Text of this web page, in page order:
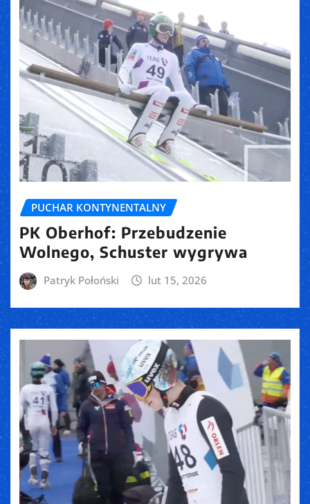
PUCHAR KONTYNENTALNY
PK Oberhof: Przebudzenie
Wolnego, Schuster wygrywa
Patryk Połoński lut 15, 2026